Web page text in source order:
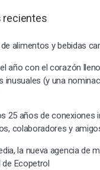
recientes
alimentos y bebidas
año con el corazón
inusuales (y una
25 años de conexiones
colaboradores y
la nueva agencia de
de Ecopetrol